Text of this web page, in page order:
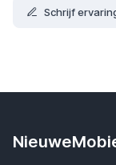
Schrijf